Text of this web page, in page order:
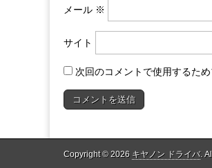
メール ※
サイト
次回のコメントで使用するた
Copyright © 2026 キヤノン ドライバ.